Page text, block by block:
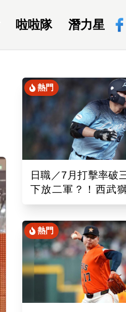
啦啦隊 潛力星
熱門
日職／7月打擊率破
下放二軍？！西武
砲林安可「抹消登
熱門